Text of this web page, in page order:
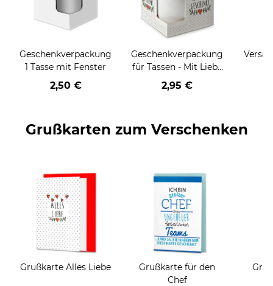
Geschenkverpackung
1 Tasse mit Fenster
2,50 €
Geschenkverpackung
für Tassen - Mit Liebe
geschenkt
2,95 €
Grußkarten zum Verschenken
Grußkarte Alles Liebe
Grußkarte für den
Chef